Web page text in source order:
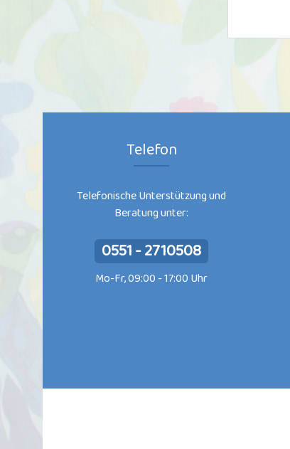
Telefon
Telefonische Unterstützung und
Beratung unter:
0551 - 2710508
Mo-Fr, 09:00 - 17:00 Uhr